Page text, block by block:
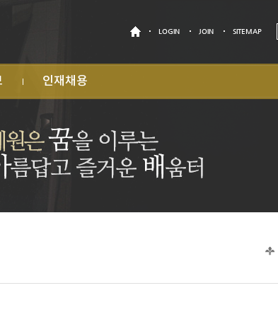
LOGIN JOIN SITEMAP
집
인재채용